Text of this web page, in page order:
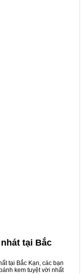
tại Bắc
tại Bắc Kạn, các bạn
kem tuyệt vời nhất